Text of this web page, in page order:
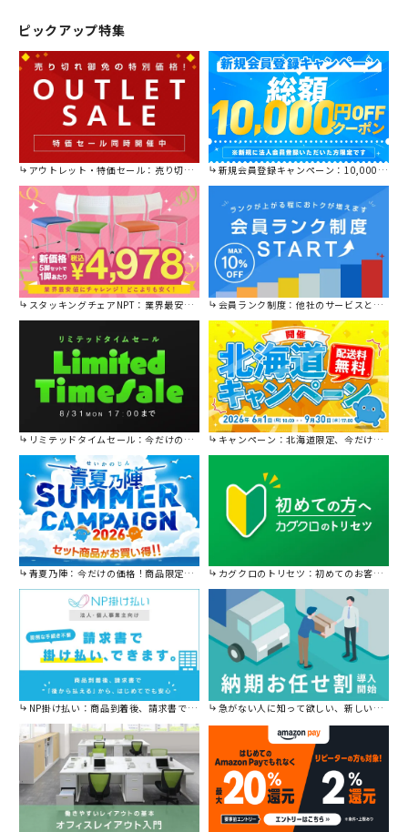
ピックアップ特集
アウトレット・特価セール：売り切れ御免の特別価格！ 新規会員登録キャンペーン：10,000円OFFクーポン進呈中！
スタッキングチェアNPT：業界最安値に挑戦！ 会員ランク制度：他社のサービスと比較してください。
リミテッドタイムセール：今だけの限定セール。 キャンペーン：北海道限定、今だけ送料無料！
青夏乃陣：今だけの価格！商品限定セール開催中です。 カグクロのトリセツ：初めてのお客様はこちら。
NP掛け払い：商品到着後、請求書で後から払えます。 急がない人に知って欲しい、新しい割引を始めました。